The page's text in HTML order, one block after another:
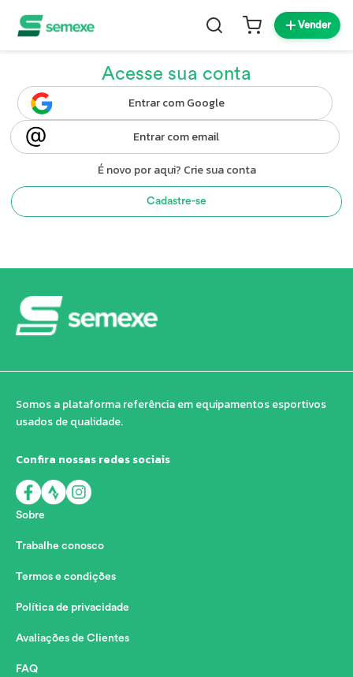
Vender
Acesse sua conta
Entrar com Google
Entrar com email
É novo por aqui? Crie sua conta
Cadastre-se
Somos a plataforma referência em equipamentos esportivos
usados de qualidade.
Confira nossas redes sociais
Sobre
Trabalhe conosco
Termos e condições
Política de privacidade
Avaliações de Clientes
FAQ